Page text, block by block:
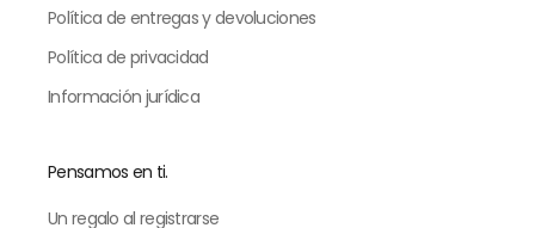
Política de entregas y devoluciones
Política de privacidad
Información jurídica
Pensamos en ti.
Un regalo al registrarse